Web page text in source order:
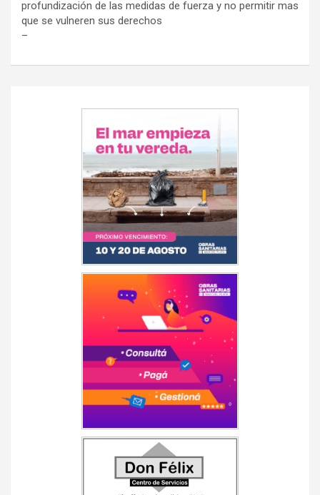
profundización de las medidas de fuerza y no permitir mas
que se vulneren sus derechos
–